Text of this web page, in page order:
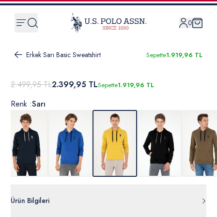
0
Erkek Sarı Basic Sweatshirt Sepette1.919,96 TL
2.499,95 TL2.399,95 TLSepette1.919,96 TL
Renk :Sarı
Ürün Bilgileri